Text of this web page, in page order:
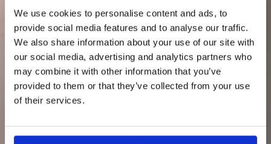
We use cookies to personalise content and ads, to
provide social media features and to analyse our traffic.
We also share information about your use of our site with
our social media, advertising and analytics partners who
may combine it with other information that you’ve
provided to them or that they’ve collected from your use
of their services.